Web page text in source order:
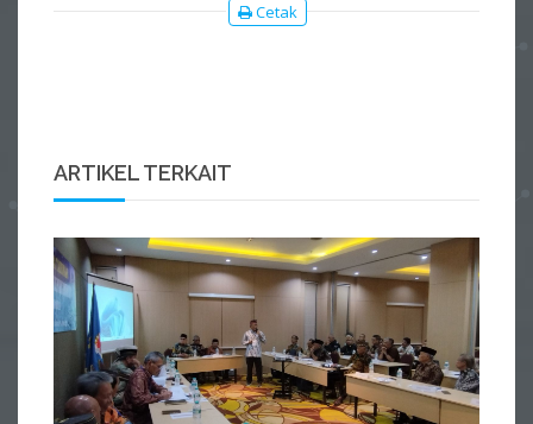
Cetak
ARTIKEL TERKAIT